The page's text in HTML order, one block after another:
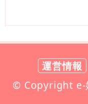
運営情報
© Copyright